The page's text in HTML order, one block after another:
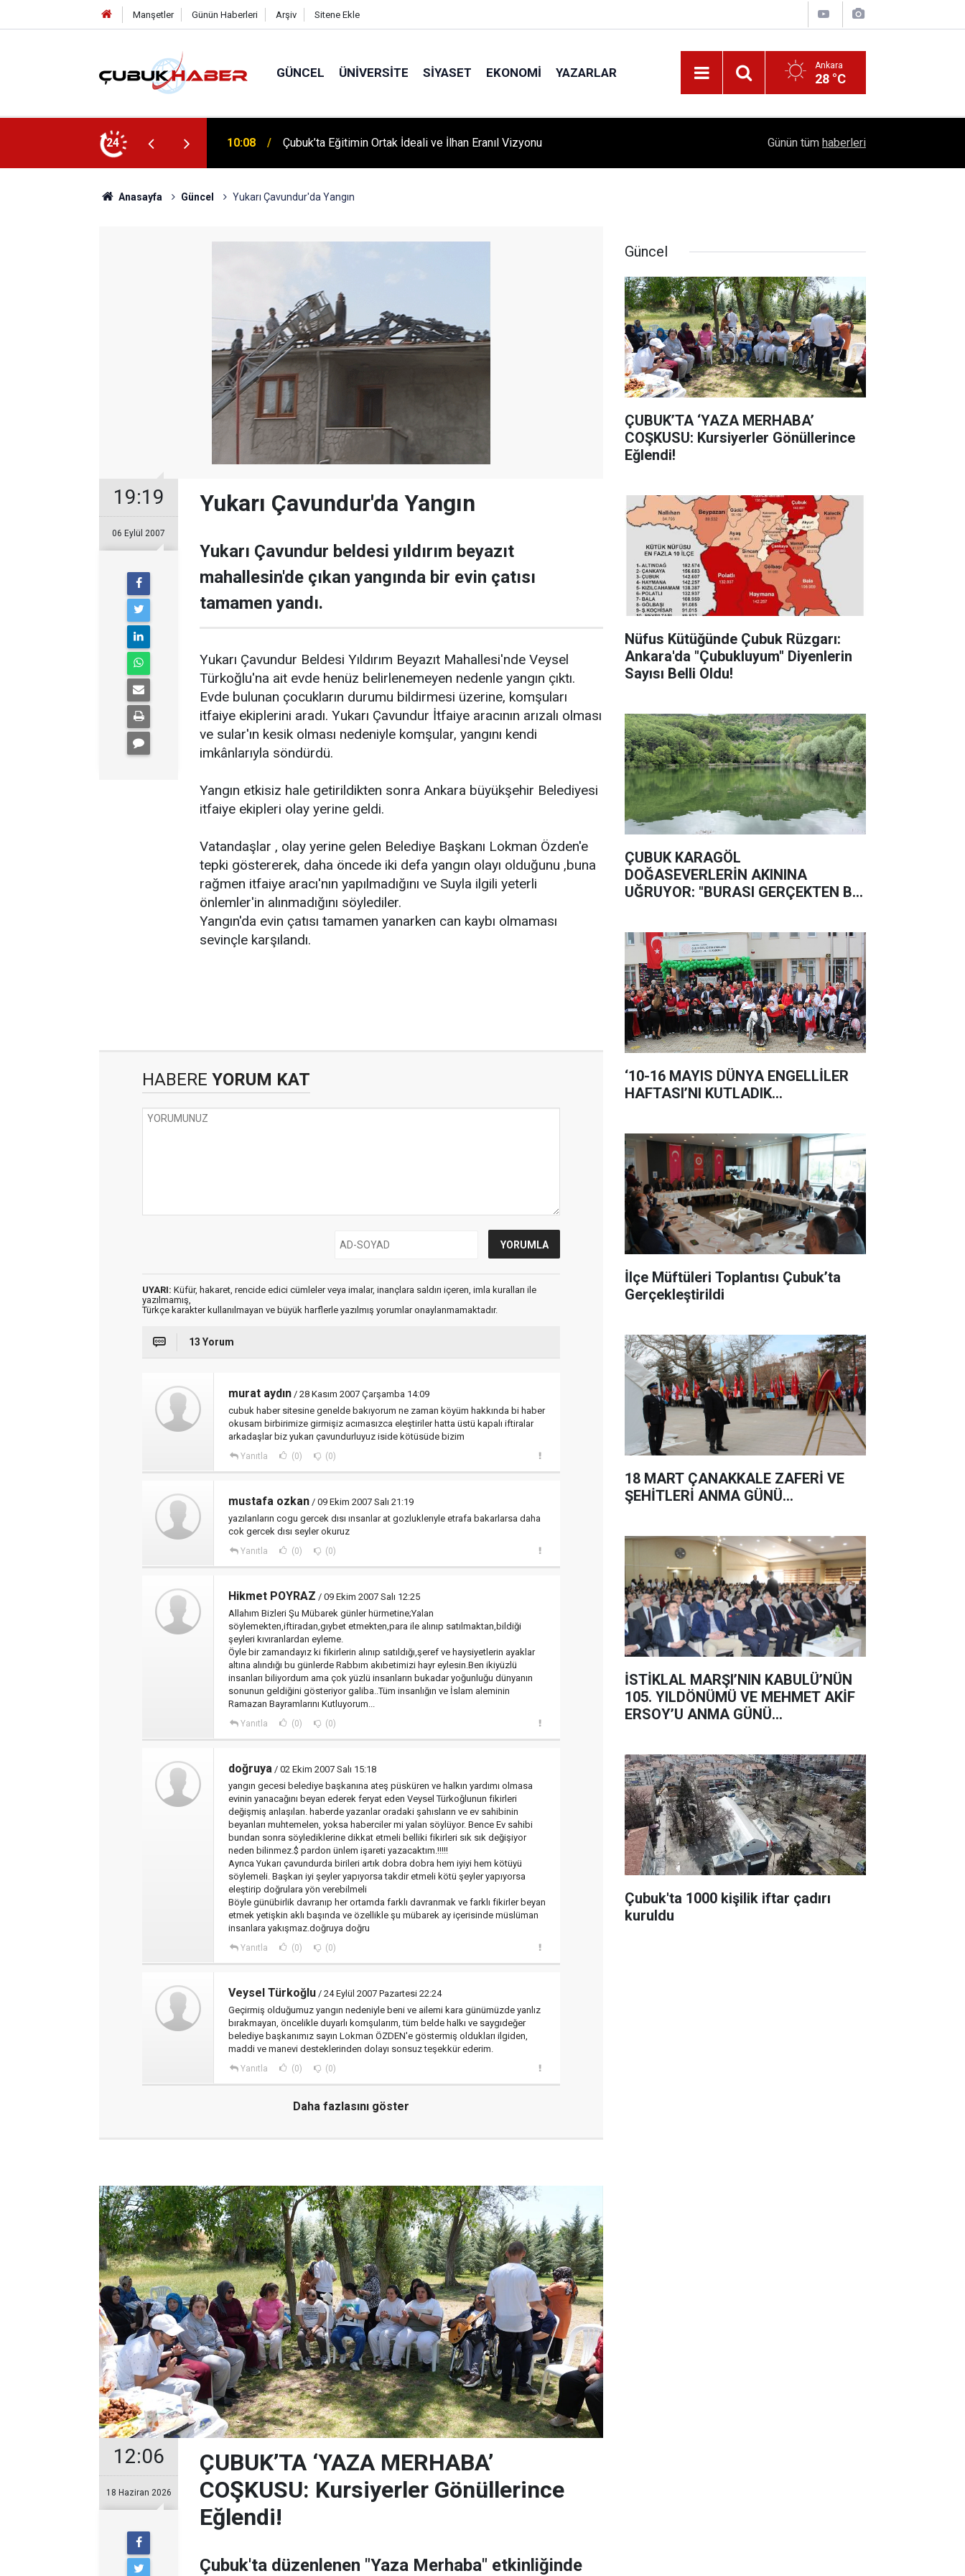
Manşetler Günün Haberleri Arşiv Sitene Ekle
GÜNCEL ÜNIVERSITE SIYASET EKONOMI YAZARLAR Ankara
28 °C
24 12:06 ÇUBUK’TA ‘YAZA MERHABA’ COŞKUSU: Kursiyerler Gönüllerince Eğlendi! 1504 Kep, Tek Bir Hedef: Bilim Kenti Çubuk
Günün tüm haberleri
Anasayfa Güncel Yukarı Çavundur'da Yangın
19:19
06 Eylül 2007
Yukarı Çavundur'da Yangın
Yukarı Çavundur beldesi yıldırım beyazıt
mahallesin'de çıkan yangında bir evin çatısı
tamamen yandı.
Yukarı Çavundur Beldesi Yıldırım Beyazıt Mahallesi'nde Veysel
Türkoğlu'na ait evde henüz belirlenemeyen nedenle yangın çıktı.
Evde bulunan çocukların durumu bildirmesi üzerine, komşuları
itfaiye ekiplerini aradı. Yukarı Çavundur İtfaiye aracının arızalı olması
ve sular'ın kesik olması nedeniyle komşular, yangını kendi
imkânlarıyla söndürdü.
Yangın etkisiz hale getirildikten sonra Ankara büyükşehir Belediyesi
itfaiye ekipleri olay yerine geldi.
Vatandaşlar , olay yerine gelen Belediye Başkanı Lokman Özden'e
tepki göstererek, daha öncede iki defa yangın olayı olduğunu ,buna
rağmen itfaiye aracı'nın yapılmadığını ve Suyla ilgili yeterli
önlemler'in alınmadığını söylediler.
Yangın'da evin çatısı tamamen yanarken can kaybı olmaması
sevinçle karşılandı.
HABERE YORUM KAT
UYARI: Küfür, hakaret, rencide edici cümleler veya imalar, inançlara saldırı içeren, imla kuralları ile
yazılmamış,
Türkçe karakter kullanılmayan ve büyük harflerle yazılmış yorumlar onaylanmamaktadır.
13 Yorum
murat aydın / 28 Kasım 2007 Çarşamba 14:09
cubuk haber sitesine genelde bakıyorum ne zaman köyüm hakkında bi haber
okusam birbirimize girmişiz acımasızca eleştiriler hatta üstü kapalı iftiralar
arkadaşlar biz yukarı çavundurluyuz iside kötüsüde bizim
Yanıtla (0) (0)
mustafa ozkan / 09 Ekim 2007 Salı 21:19
yazılanların cogu gercek dısı ınsanlar at gozluklerıyle etrafa bakarlarsa daha
cok gercek dısı seyler okuruz
Yanıtla (0) (0)
Hikmet POYRAZ / 09 Ekim 2007 Salı 12:25
Allahım Bizleri Şu Mübarek günler hürmetine;Yalan
söylemekten,iftiradan,gıybet etmekten,para ile alınıp satılmaktan,bildiği
şeyleri kıvıranlardan eyleme.
Öyle bir zamandayız ki fikirlerin alınıp satıldığı,şeref ve haysiyetlerin ayaklar
altına alındığı bu günlerde Rabbım akıbetimizi hayr eylesin.Ben ikiyüzlü
insanları biliyordum ama çok yüzlü insanların bukadar yoğunluğu dünyanın
sonunun geldiğini gösteriyor galiba..Tüm insanlığın ve İslam aleminin
Ramazan Bayramlarını Kutluyorum...
Yanıtla (0) (0)
doğruya / 02 Ekim 2007 Salı 15:18
yangın gecesi belediye başkanına ateş püsküren ve halkın yardımı olmasa
evinin yanacağını beyan ederek feryat eden Veysel Türkoğlunun fikirleri
değişmiş anlaşılan. haberde yazanlar oradaki şahısların ve ev sahibinin
beyanları muhtemelen, yoksa haberciler mi yalan söylüyor. Bence Ev sahibi
bundan sonra söylediklerine dikkat etmeli belliki fikirleri sık sık değişiyor
neden bilinmez.$ pardon ünlem işareti yazacaktım.!!!!!
Ayrıca Yukarı çavundurda birileri artık dobra dobra hem iyiyi hem kötüyü
söylemeli. Başkan iyi şeyler yapıyorsa takdir etmeli kötü şeyler yapıyorsa
eleştirip doğrulara yön verebilmeli
Böyle günübirlik davranıp her ortamda farklı davranmak ve farklı fikirler beyan
etmek yetişkin aklı başında ve özellikle şu mübarek ay içerisinde müslüman
insanlara yakışmaz.doğruya doğru
Yanıtla (0) (0)
Veysel Türkoğlu / 24 Eylül 2007 Pazartesi 22:24
Geçirmiş olduğumuz yangın nedeniyle beni ve ailemi kara günümüzde yanlız
bırakmayan, öncelikle duyarlı komşularım, tüm belde halkı ve saygıdeğer
belediye başkanımız sayın Lokman ÖZDEN'e göstermiş oldukları ilgiden,
maddi ve manevi desteklerinden dolayı sonsuz teşekkür ederim.
Yanıtla (0) (0)
Daha fazlasını göster
12:06
18 Haziran 2026
ÇUBUK’TA ‘YAZA MERHABA’
COŞKUSU: Kursiyerler Gönüllerince
Eğlendi!
Çubuk'ta düzenlenen "Yaza Merhaba" etkinliğinde
Güncel
ÇUBUK’TA ‘YAZA MERHABA’
COŞKUSU: Kursiyerler Gönüllerince
Eğlendi!
Nüfus Kütüğünde Çubuk Rüzgarı:
Ankara'da "Çubukluyum" Diyenlerin
Sayısı Belli Oldu!
ÇUBUK KARAGÖL
DOĞASEVERLERİN AKININA
UĞRUYOR: "BURASI GERÇEKTEN BİR
‘10-16 MAYIS DÜNYA ENGELLİLER
HAFTASI’NI KUTLADIK…
İlçe Müftüleri Toplantısı Çubuk’ta
Gerçekleştirildi
18 MART ÇANAKKALE ZAFERİ VE
ŞEHİTLERİ ANMA GÜNÜ...
İSTİKLAL MARŞI’NIN KABULÜ’NÜN
105. YILDÖNÜMÜ VE MEHMET AKİF
ERSOY’U ANMA GÜNÜ...
Çubuk'ta 1000 kişilik iftar çadırı
kuruldu